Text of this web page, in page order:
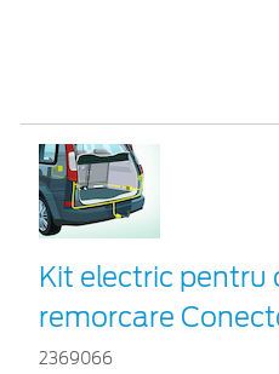
Kit electric pentru
remorcare
2369066